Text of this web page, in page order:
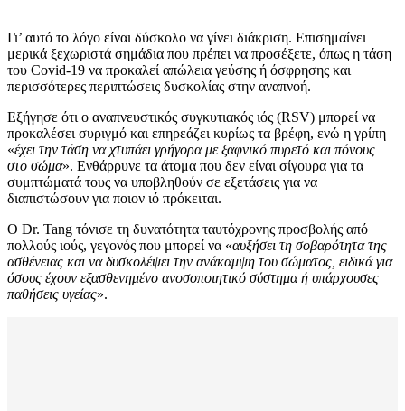
Γι’ αυτό το λόγο είναι δύσκολο να γίνει διάκριση. Επισημαίνει
μερικά ξεχωριστά σημάδια που πρέπει να προσέξετε, όπως η τάση
του Covid-19 να προκαλεί απώλεια γεύσης ή όσφρησης και
περισσότερες περιπτώσεις δυσκολίας στην αναπνοή.
Εξήγησε ότι ο αναπνευστικός συγκυτιακός ιός (RSV) μπορεί να
προκαλέσει συριγμό και επηρεάζει κυρίως τα βρέφη, ενώ η γρίπη
«έχει την τάση να χτυπάει γρήγορα με ξαφνικό πυρετό και πόνους
στο σώμα». Ενθάρρυνε τα άτομα που δεν είναι σίγουρα για τα
συμπτώματά τους να υποβληθούν σε εξετάσεις για να
διαπιστώσουν για ποιον ιό πρόκειται.
Ο Dr. Tang τόνισε τη δυνατότητα ταυτόχρονης προσβολής από
πολλούς ιούς, γεγονός που μπορεί να «αυξήσει τη σοβαρότητα της
ασθένειας και να δυσκολέψει την ανάκαμψη του σώματος, ειδικά για
όσους έχουν εξασθενημένο ανοσοποιητικό σύστημα ή υπάρχουσες
παθήσεις υγείας».